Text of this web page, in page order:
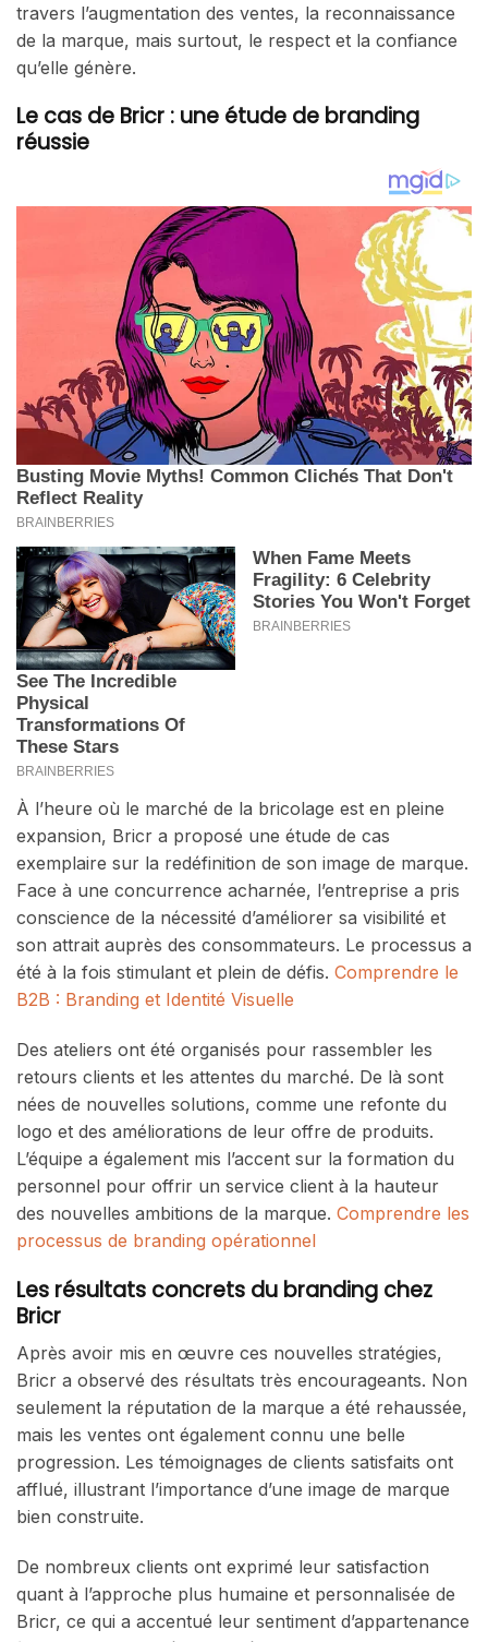
travers l’augmentation des ventes, la reconnaissance
de la marque, mais surtout, le respect et la confiance
qu’elle génère.
Le cas de Bricr : une étude de branding
réussie
À l’heure où le marché de la bricolage est en pleine
expansion, Bricr a proposé une étude de cas
exemplaire sur la redéfinition de son image de marque.
Face à une concurrence acharnée, l’entreprise a pris
conscience de la nécessité d’améliorer sa visibilité et
son attrait auprès des consommateurs. Le processus a
été à la fois stimulant et plein de défis. Comprendre le
B2B : Branding et Identité Visuelle
Des ateliers ont été organisés pour rassembler les
retours clients et les attentes du marché. De là sont
nées de nouvelles solutions, comme une refonte du
logo et des améliorations de leur offre de produits.
L’équipe a également mis l’accent sur la formation du
personnel pour offrir un service client à la hauteur
des nouvelles ambitions de la marque. Comprendre les
processus de branding opérationnel
Les résultats concrets du branding chez
Bricr
Après avoir mis en œuvre ces nouvelles stratégies,
Bricr a observé des résultats très encourageants. Non
seulement la réputation de la marque a été rehaussée,
mais les ventes ont également connu une belle
progression. Les témoignages de clients satisfaits ont
afflué, illustrant l’importance d’une image de marque
bien construite.
De nombreux clients ont exprimé leur satisfaction
quant à l’approche plus humaine et personnalisée de
Bricr, ce qui a accentué leur sentiment d’appartenance